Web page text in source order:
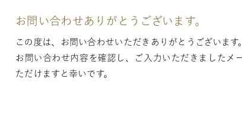
お問い合わせありがとうございます。
この度は、お問い合わせいただきありがとうございます
お問い合わせ内容を確認し、ご入力いただきましたメ
ただけますと幸いです。